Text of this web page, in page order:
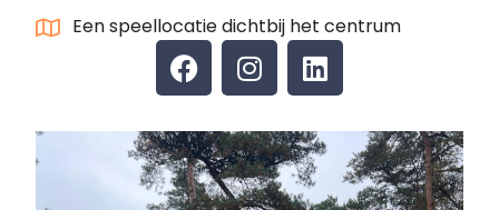
Een speellocatie dichtbij het centrum